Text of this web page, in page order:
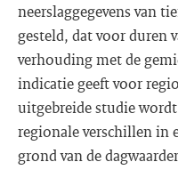
neerslaggegevens van
gesteld, dat voor duren
verhouding met de
indicatie geeft voor
uitgebreide studie
regionale verschillen in
grond van de